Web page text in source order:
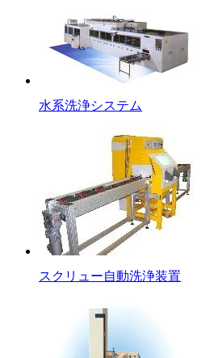
水系洗浄システム
スクリュー自動洗浄装置